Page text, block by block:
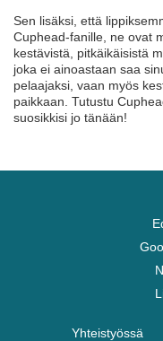
Sen lisäksi, että
Cuphead-fanille, ne ovat
kestävistä, pitkäikäisistä
joka ei ainoastaan saa
pelaajaksi, vaan myös
paikkaan. Tutustu
suosikkisi jo tänään!
Yhteistyössä